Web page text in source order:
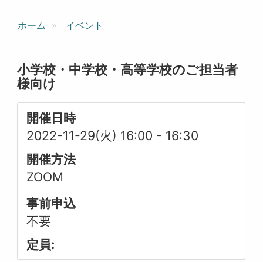
ホーム イベント
小学校・中学校・高等学校のご担当者
様向け
開催日時
2022-11-29(火) 16:00 - 16:30
開催方法
ZOOM
事前申込
不要
定員: